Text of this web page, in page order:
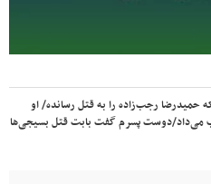
حمیدرضا رجب‌زاده را به قتل رسانده/ او
می‌داد/دوست پسرم گفت بابت قتل بسیجی‌ها